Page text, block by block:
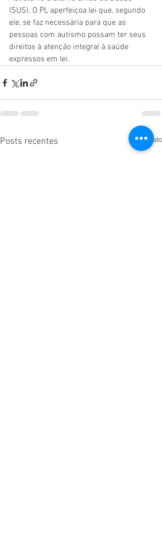
(SUS). O PL aperfeiçoa lei que, segundo
ele, se faz necessária para que as
pessoas com autismo possam ter seus
direitos à atenção integral à saúde
expressos em lei.
Posts recentes Ver tudo